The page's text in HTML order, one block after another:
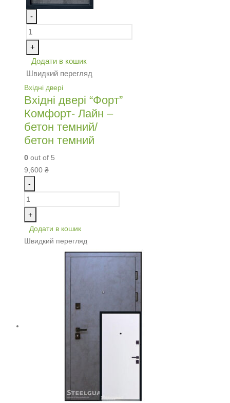
-
+
Додати в кошик
Швидкий перегляд
Вхідні двері
Вхідні двері “Форт”
Комфорт- Лайн –
бетон темний/
бетон темний
0 out of 5
9,600 ₴
-
+
Додати в кошик
Швидкий перегляд